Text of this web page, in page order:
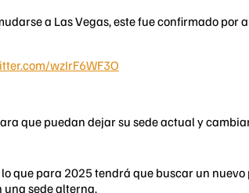
a Las Vegas, este fue confirmado por
wzIrF6WF3O
que puedan dejar su sede actual y
lo que para 2025 tendrá que buscar un
una sede alterna.